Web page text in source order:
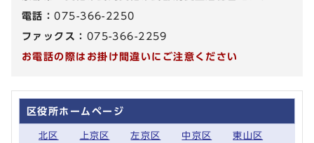
電話：075-366-2250
ファックス： 075-366-2259
お電話の際はお掛け間違いにご注意ください
区役所ホームページ
北区 上京区 左京区 中京区 東山区